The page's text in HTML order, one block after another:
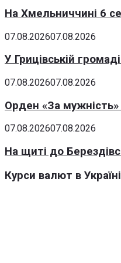
На Хмельниччині 6
07.08.202607.08.2026
У Грицівській
07.08.202607.08.2026
Орден «За
07.08.202607.08.2026
На щиті до
Курси валют в Україні